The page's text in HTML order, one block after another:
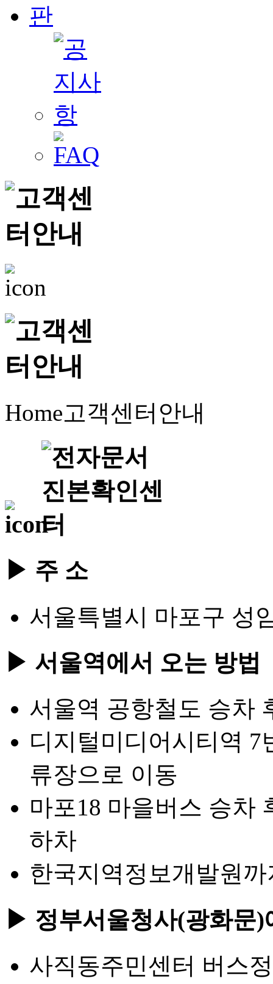
Home고객센터안내
▶ 주 소
서울특별시 마포구 성
▶ 서울역에서 오는 방법
서울역 공항철도 승차
디지털미디어시티역 7
류장으로 이동
마포18 마을버스 승차
하차
한국지역정보개발원
▶ 정부서울청사(광화문)
사직동주민센터 버스